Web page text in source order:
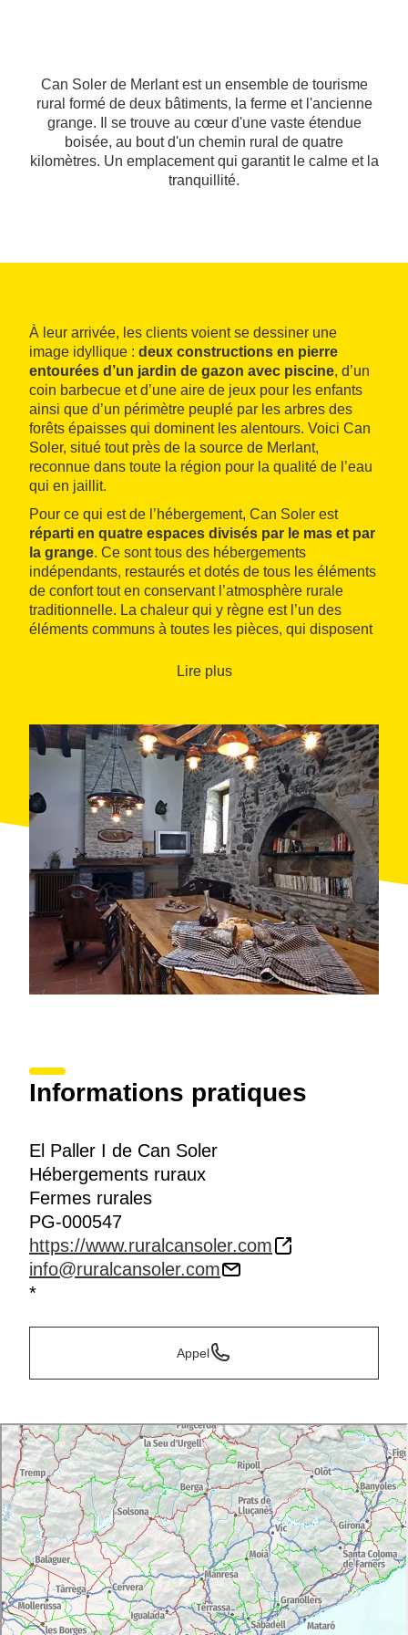
Can Soler de Merlant est un ensemble de tourisme
rural formé de deux bâtiments, la ferme et l'ancienne
grange. Il se trouve au cœur d'une vaste étendue
boisée, au bout d'un chemin rural de quatre
kilomètres. Un emplacement qui garantit le calme et la
tranquillité.
À leur arrivée, les clients voient se dessiner une
image idyllique : deux constructions en pierre
entourées d’un jardin de gazon avec piscine, d’un
coin barbecue et d’une aire de jeux pour les enfants
ainsi que d’un périmètre peuplé par les arbres des
forêts épaisses qui dominent les alentours. Voici Can
Soler, situé tout près de la source de Merlant,
reconnue dans toute la région pour la qualité de l’eau
qui en jaillit.
Pour ce qui est de l’hébergement, Can Soler est
réparti en quatre espaces divisés par le mas et par
la grange. Ce sont tous des hébergements
indépendants, restaurés et dotés de tous les éléments
de confort tout en conservant l’atmosphère rurale
traditionnelle. La chaleur qui y règne est l’un des
éléments communs à toutes les pièces, qui disposent
peuvent louer plusieurs voire tous les espaces et
Lire plus
Informations pratiques
El Paller I de Can Soler
Hébergements ruraux
Fermes rurales
PG-000547
https://www.ruralcansoler.com
info@ruralcansoler.com
*
Appel